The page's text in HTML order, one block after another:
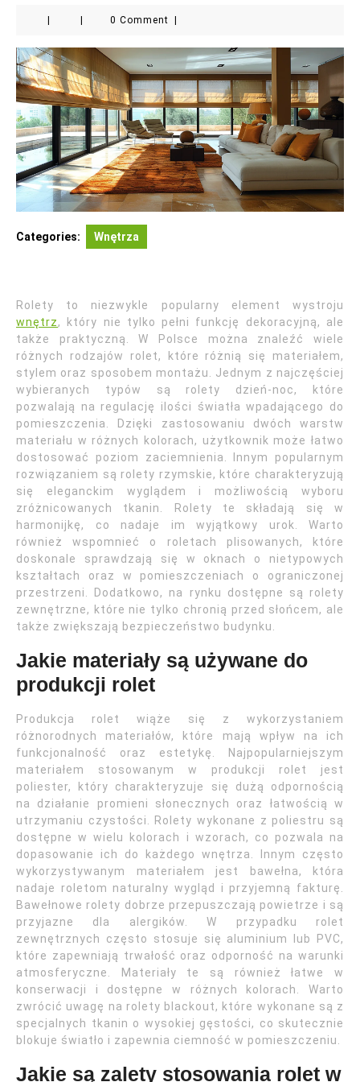
0 Comment
Categories: Wnętrza
Rolety to niezwykle popularny element wystroju
wnętrz, który nie tylko pełni funkcję dekoracyjną, ale
także praktyczną. W Polsce można znaleźć wiele
różnych rodzajów rolet, które różnią się materiałem,
stylem oraz sposobem montażu. Jednym z najczęściej
wybieranych typów są rolety dzień-noc, które
pozwalają na regulację ilości światła wpadającego do
pomieszczenia. Dzięki zastosowaniu dwóch warstw
materiału w różnych kolorach, użytkownik może łatwo
dostosować poziom zaciemnienia. Innym popularnym
rozwiązaniem są rolety rzymskie, które charakteryzują
się eleganckim wyglądem i możliwością wyboru
zróżnicowanych tkanin. Rolety te składają się w
harmonijkę, co nadaje im wyjątkowy urok. Warto
również wspomnieć o roletach plisowanych, które
doskonale sprawdzają się w oknach o nietypowych
kształtach oraz w pomieszczeniach o ograniczonej
przestrzeni. Dodatkowo, na rynku dostępne są rolety
zewnętrzne, które nie tylko chronią przed słońcem, ale
także zwiększają bezpieczeństwo budynku.
Jakie materiały są używane do
produkcji rolet
Produkcja rolet wiąże się z wykorzystaniem
różnorodnych materiałów, które mają wpływ na ich
funkcjonalność oraz estetykę. Najpopularniejszym
materiałem stosowanym w produkcji rolet jest
poliester, który charakteryzuje się dużą odpornością
na działanie promieni słonecznych oraz łatwością w
utrzymaniu czystości. Rolety wykonane z poliestru są
dostępne w wielu kolorach i wzorach, co pozwala na
dopasowanie ich do każdego wnętrza. Innym często
wykorzystywanym materiałem jest bawełna, która
nadaje roletom naturalny wygląd i przyjemną fakturę.
Bawełnowe rolety dobrze przepuszczają powietrze i są
przyjazne dla alergików. W przypadku rolet
zewnętrznych często stosuje się aluminium lub PVC,
które zapewniają trwałość oraz odporność na warunki
atmosferyczne. Materiały te są również łatwe w
konserwacji i dostępne w różnych kolorach. Warto
zwrócić uwagę na rolety blackout, które wykonane są z
specjalnych tkanin o wysokiej gęstości, co skutecznie
blokuje światło i zapewnia ciemność w pomieszczeniu.
Jakie są zalety stosowania rolet w